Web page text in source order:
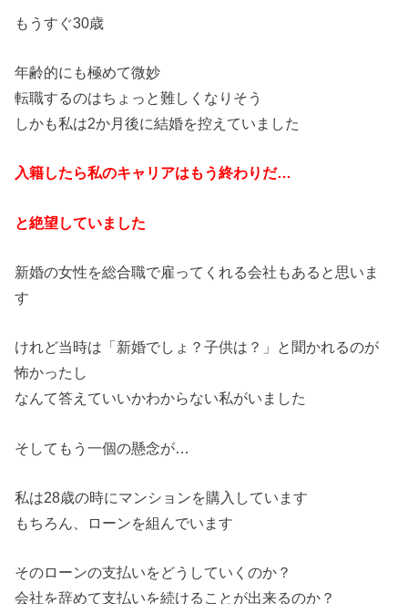
もうすぐ30歳
年齢的にも極めて微妙
転職するのはちょっと難しくなりそう
しかも私は2か月後に結婚を控えていました
入籍したら私のキャリアはもう終わりだ…
と絶望していました
新婚の女性を総合職で雇ってくれる会社もあると思いま
す
けれど当時は「新婚でしょ？子供は？」と聞かれるのが
怖かったし
なんて答えていいかわからない私がいました
そしてもう一個の懸念が…
私は28歳の時にマンションを購入しています
もちろん、ローンを組んでいます
そのローンの支払いをどうしていくのか？
会社を辞めて支払いを続けることが出来るのか？